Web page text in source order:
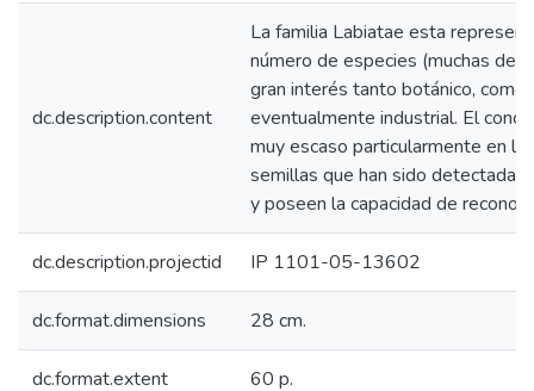
dc.description.content
La familia Labiatae esta
número de especies (muchas de
gran interés tanto botánico, como
eventualmente industrial. El
muy escaso particularmente en
semillas que han sido
y poseen la capacidad de
dc.description.projectid IP 1101-05-13602
dc.format.dimensions 28 cm.
dc.format.extent 60 p.